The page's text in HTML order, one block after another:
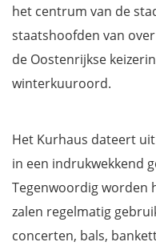
het centrum van de
staatshoofden van
de Oostenrijkse
winterkuuroord.
Het Kurhaus dateert
in een indrukwekkend
Tegenwoordig worden
zalen regelmatig
concerten, bals,